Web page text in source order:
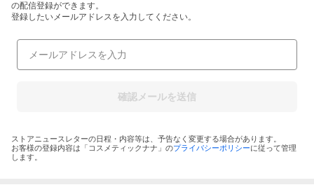
の配信登録ができます。
登録したいメールアドレスを入力してください。
確認メールを送信
ストアニュースレターの日程・内容等は、予告なく変更する場合があります。
お客様の登録内容は「 コスメティックナナ 」のプライバシーポリシーに従って管理
します。